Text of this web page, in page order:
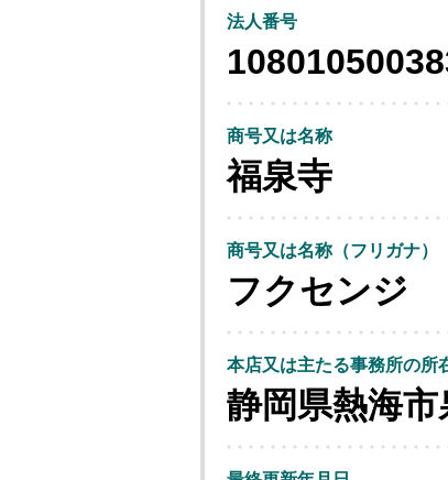
法人番号
商号又は名称
福泉寺
商号又は名称（フリガナ）
フクセンジ
本店又は主たる事務所の所
静岡県熱海市